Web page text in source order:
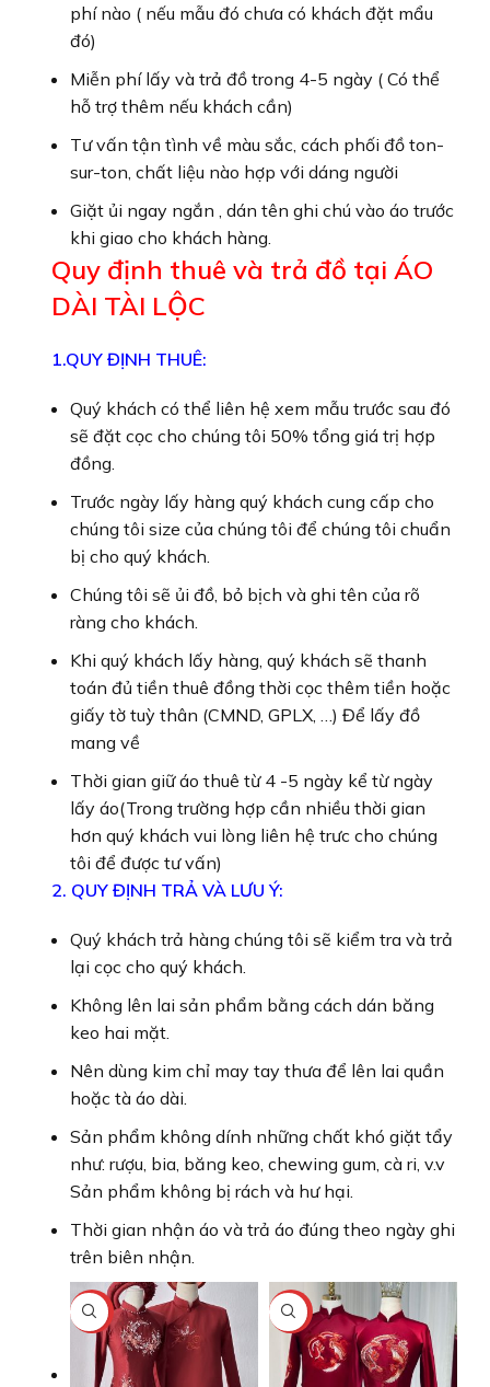
phí nào ( nếu mẫu đó chưa có khách đặt mẩu
đó)
Miễn phí lấy và trả đồ trong 4-5 ngày ( Có thể
hỗ trợ thêm nếu khách cần)
Tư vấn tận tình về màu sắc, cách phối đồ ton-
sur-ton, chất liệu nào hợp với dáng người
Giặt ủi ngay ngắn , dán tên ghi chú vào áo trước
khi giao cho khách hàng.
Quy định thuê và trả đồ tại ÁO
DÀI TÀI LỘC
1.QUY ĐỊNH THUÊ:
Quý khách có thể liên hệ xem mẫu trước sau đó
sẽ đặt cọc cho chúng tôi 50% tổng giá trị hợp
đồng.
Trước ngày lấy hàng quý khách cung cấp cho
chúng tôi size của chúng tôi để chúng tôi chuẩn
bị cho quý khách.
Chúng tôi sẽ ủi đồ, bỏ bịch và ghi tên của rõ
ràng cho khách.
Khi quý khách lấy hàng, quý khách sẽ thanh
toán đủ tiền thuê đồng thời cọc thêm tiền hoặc
giấy tờ tuỳ thân (CMND, GPLX, …) Để lấy đồ
mang về
Thời gian giữ áo thuê từ 4 -5 ngày kể từ ngày
lấy áo(Trong trường hợp cần nhiều thời gian
hơn quý khách vui lòng liên hệ trưc cho chúng
tôi để được tư vấn)
2. QUY ĐỊNH TRẢ VÀ LƯU Ý:
Quý khách trả hàng chúng tôi sẽ kiểm tra và trả
lại cọc cho quý khách.
Không lên lai sản phẩm bằng cách dán băng
keo hai mặt.
Nên dùng kim chỉ may tay thưa để lên lai quần
hoặc tà áo dài.
Sản phẩm không dính những chất khó giặt tẩy
như: rượu, bia, băng keo, chewing gum, cà ri, v.v
Sản phẩm không bị rách và hư hại.
Thời gian nhận áo và trả áo đúng theo ngày ghi
trên biên nhận.
-13% -13%